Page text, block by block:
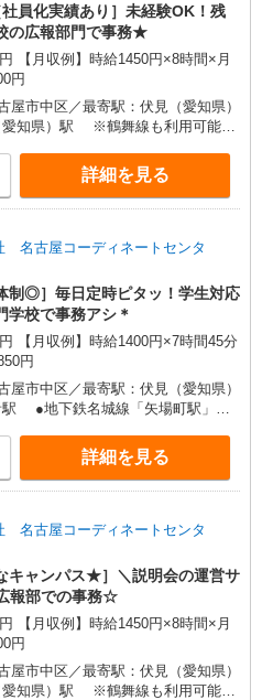
員化実績あり］未経験OK！残
の広報部門で事務★
【月収例】時給1450円×8時間×月
円
屋市中区／最寄駅：伏見（愛知県）
愛知県）駅 ※鶴舞線も利用可能◎
詳細を見る
名古屋コーディネートセンタ
制◎］毎日定時ピタッ！学生対応
学校で事務アシ＊
【月収例】時給1400円×7時間45分
円
屋市中区／最寄駅：伏見（愛知県）
駅 ●地下鉄名城線「矢場町駅」も
詳細を見る
名古屋コーディネートセンタ
キャンパス★］＼説明会の運営サ
報部での事務☆
【月収例】時給1450円×8時間×月
円
屋市中区／最寄駅：伏見（愛知県）
愛知県）駅 ※鶴舞線も利用可能◎